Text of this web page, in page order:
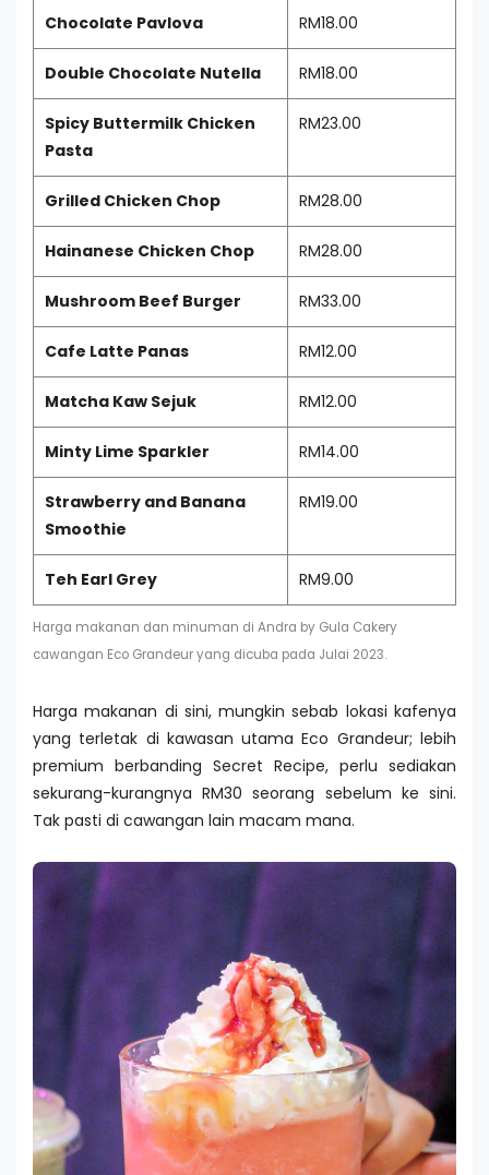
Chocolate Pavlova RM18.00
Double Chocolate Nutella RM18.00
Spicy Buttermilk Chicken
Pasta
RM23.00
Grilled Chicken Chop RM28.00
Hainanese Chicken Chop RM28.00
Mushroom Beef Burger RM33.00
Cafe Latte Panas RM12.00
Matcha Kaw Sejuk RM12.00
Minty Lime Sparkler RM14.00
Strawberry and Banana
Smoothie
RM19.00
Teh Earl Grey RM9.00
Harga makanan dan minuman di Andra by Gula Cakery
cawangan Eco Grandeur yang dicuba pada Julai 2023.
Harga makanan di sini, mungkin sebab lokasi kafenya
yang terletak di kawasan utama Eco Grandeur; lebih
premium berbanding Secret Recipe, perlu sediakan
sekurang-kurangnya RM30 seorang sebelum ke sini.
Tak pasti di cawangan lain macam mana.